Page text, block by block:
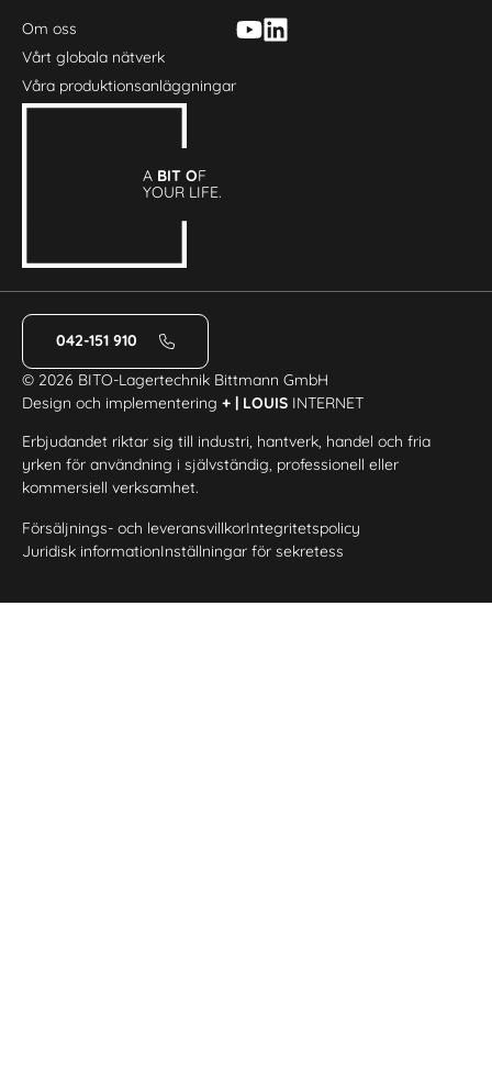
Om oss
Vårt globala nätverk
Våra produktionsanläggningar
A BIT OF
YOUR LIFE.
042-151 910
© 2026 BITO-Lagertechnik Bittmann GmbH
Design och implementering+ | LOUIS INTERNET
Erbjudandet riktar sig till industri, hantverk, handel och fria
yrken för användning i självständig, professionell eller
kommersiell verksamhet.
Försäljnings- och leveransvillkorIntegritetspolicy
Juridisk informationInställningar för sekretess